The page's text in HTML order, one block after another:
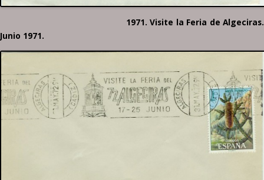
1971. Visite la Feria de Algeciras.
Junio 1971.